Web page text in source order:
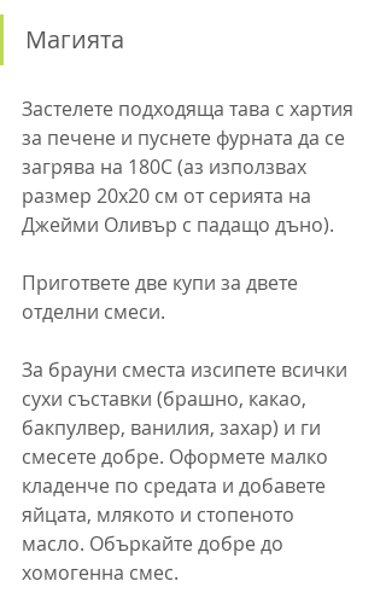
Магията
Застелете подходяща тава с хартия
за печене и пуснете фурната да се
загрява на 180C (аз използвах
размер 20х20 см от серията на
Джейми Оливър с падащо дъно).
Пригответе две купи за двете
отделни смеси.
За брауни сместа изсипете всички
сухи съставки (брашно, какао,
бакпулвер, ванилия, захар) и ги
смесете добре. Оформете малко
кладенче по средата и добавете
яйцата, млякото и стопеното
масло. Объркайте добре до
хомогенна смес.